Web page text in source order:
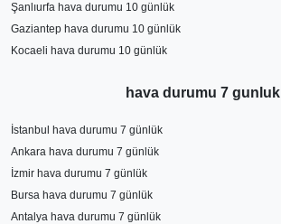
Şanlıurfa hava durumu 10 günlük
Gaziantep hava durumu 10 günlük
Kocaeli hava durumu 10 günlük
hava durumu 7 gunluk
İstanbul hava durumu 7 günlük
Ankara hava durumu 7 günlük
İzmir hava durumu 7 günlük
Bursa hava durumu 7 günlük
Antalya hava durumu 7 günlük